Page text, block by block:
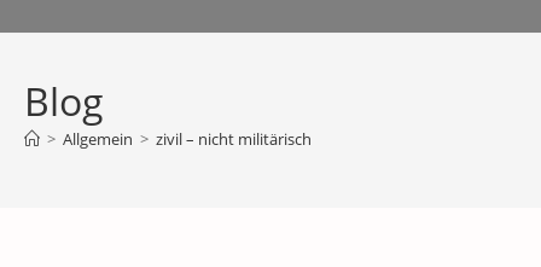
Blog
> Allgemein > zivil – nicht militärisch